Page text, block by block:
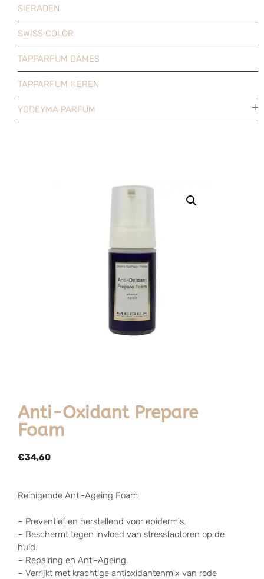
SIERADEN
SWISS COLOR
TAPPARFUM DAMES
TAPPARFUM HEREN
YODEYMA PARFUM
Anti-Oxidant Prepare
Foam
€34,60
Reinigende Anti-Ageing Foam
– Preventief en herstellend voor epidermis.
– Beschermt tegen invloed van stressfactoren op de
huid.
– Repairing en Anti-Ageing.
– Verrijkt met krachtige antioxidantenmix van rode